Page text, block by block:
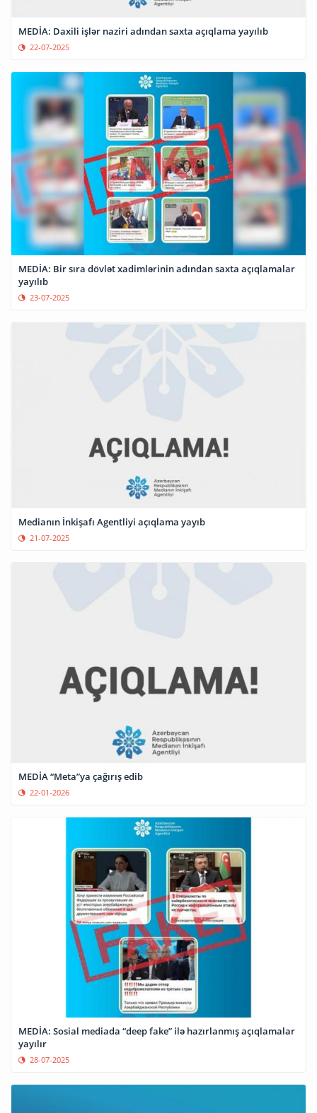
MEDİA: Daxili işlər naziri adından saxta açıqlama yayılıb
22-07-2025
MEDİA: Bir sıra dövlət xadimlərinin adından saxta açıqlamalar
yayılıb
23-07-2025
Medianın İnkişafı Agentliyi açıqlama yayıb
21-07-2025
MEDİA “Meta”ya çağırış edib
22-01-2026
MEDİA: Sosial mediada “deep fake” ilə hazırlanmış açıqlamalar
yayılır
28-07-2025